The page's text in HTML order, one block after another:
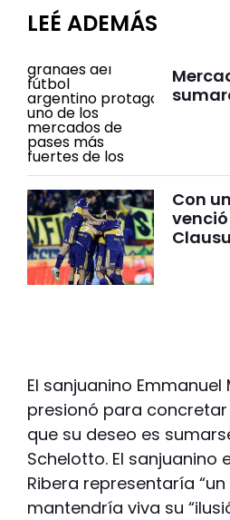
LEÉ ADEMÁS
Con
El sanjuanino
presionó para
que su deseo es
Schelotto. El sanjuanino
Ribera representaría
mantendría viva su